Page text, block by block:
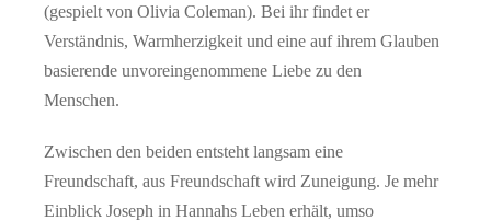
(gespielt von Olivia Coleman). Bei ihr findet er
Verständnis, Warmherzigkeit und eine auf ihrem Glauben
basierende unvoreingenommene Liebe zu den
Menschen.
Zwischen den beiden entsteht langsam eine
Freundschaft, aus Freundschaft wird Zuneigung. Je mehr
Einblick Joseph in Hannahs Leben erhält, umso